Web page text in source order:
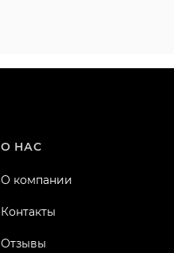
О НАС
О компании
Контакты
Отзывы